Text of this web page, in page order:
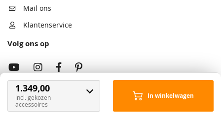
1.349,00
incl. gekozen
accessoires
In winkelwagen
Mail ons
Klantenservice
Volg ons op
Onze showrooms